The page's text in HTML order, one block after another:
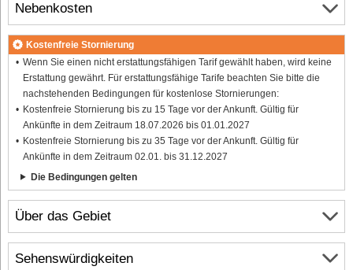
Über das Gebiet
Nebenkosten
Kostenfreie Stornierung
Wenn Sie einen nicht erstattungsfähigen Tarif gewählt haben, wird keine
Erstattung gewährt. Für erstattungsfähige Tarife beachten Sie bitte die
nachstehenden Bedingungen für kostenlose Stornierungen:
Kostenfreie Stornierung bis zu 15 Tage vor der Ankunft. Gültig für
Ankünfte in dem Zeitraum 18.07.2026 bis 01.01.2027
Kostenfreie Stornierung bis zu 35 Tage vor der Ankunft. Gültig für
Ankünfte in dem Zeitraum 02.01. bis 31.12.2027
Die Bedingungen gelten
Sehenswürdigkeiten